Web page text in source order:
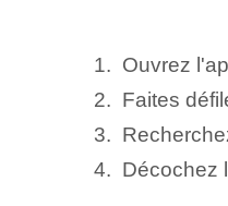
Ouvrez
Faites
Décochez